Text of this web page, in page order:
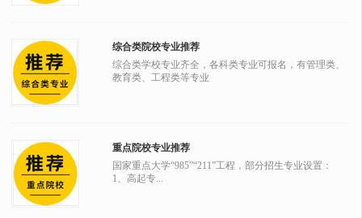
综合类院校专业推荐
综合类学校专业齐全，各科类专业可报名，有管理类、
教育类、工程类等专业
重点院校专业推荐
国家重点大学“985”“211”工程，部分招生专业设置：
1、高起专...